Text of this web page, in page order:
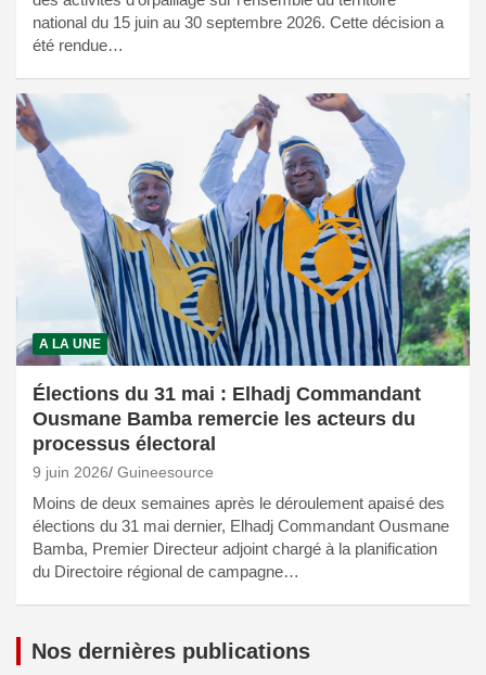
national du 15 juin au 30 septembre 2026. Cette décision a
été rendue…
A LA UNE
Élections du 31 mai : Elhadj Commandant
Ousmane Bamba remercie les acteurs du
processus électoral
9 juin 2026 Guineesource
Moins de deux semaines après le déroulement apaisé des
élections du 31 mai dernier, Elhadj Commandant Ousmane
Bamba, Premier Directeur adjoint chargé à la planification
du Directoire régional de campagne…
Nos dernières publications